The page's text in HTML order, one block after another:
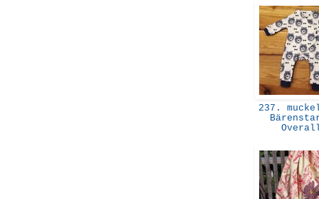
237.